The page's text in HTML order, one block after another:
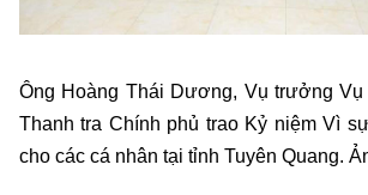
Ông Hoàng Thái Dương, Vụ trưởng
Thanh tra Chính phủ trao Kỷ niệm Vì
cho các cá nhân tại tỉnh Tuyên Quang.